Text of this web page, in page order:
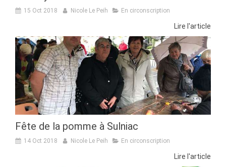
15 Oct 2018 Nicole Le Peih En circonscription
Lire l'article
Fête de la pomme à Sulniac
14 Oct 2018 Nicole Le Peih En circonscription
Lire l'article